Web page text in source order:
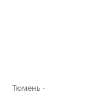
Тюмень